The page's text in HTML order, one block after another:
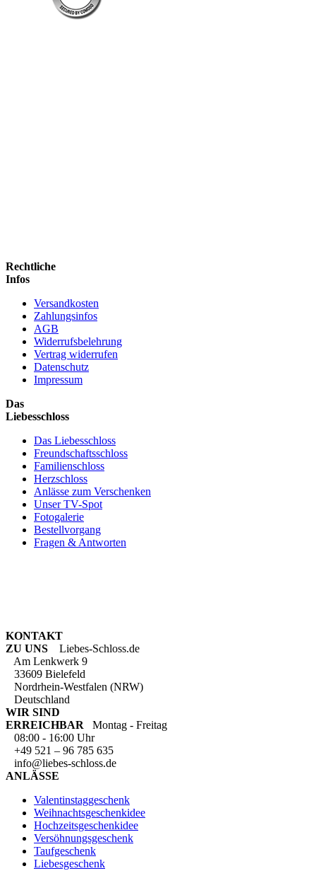
Rechtliche
Infos
Versandkosten
Zahlungsinfos
AGB
Widerrufsbelehrung
Vertrag widerrufen
Datenschutz
Impressum
Das
Liebesschloss
Das Liebesschloss
Freundschaftsschloss
Familienschloss
Herzschloss
Anlässe zum Verschenken
Unser TV-Spot
Fotogalerie
Bestellvorgang
Fragen & Antworten
KONTAKT
ZU UNS
Liebes-Schloss.de
Am Lenkwerk 9
33609 Bielefeld
Nordrhein-Westfalen (NRW)
Deutschland
WIR SIND
ERREICHBAR
Montag - Freitag
08:00 - 16:00 Uhr
+49 521 – 96 785 635
info@liebes-schloss.de
ANLÄSSE
Valentinstaggeschenk
Weihnachtsgeschenkidee
Hochzeitsgeschenkidee
Versöhnungsgeschenk
Taufgeschenk
Liebesgeschenk